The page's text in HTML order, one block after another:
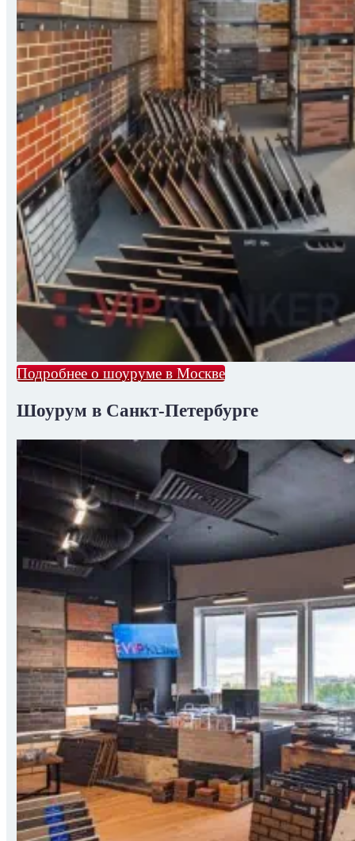
Подробнее о шоуруме в Москве
Шоурум в Санкт-Петербурге